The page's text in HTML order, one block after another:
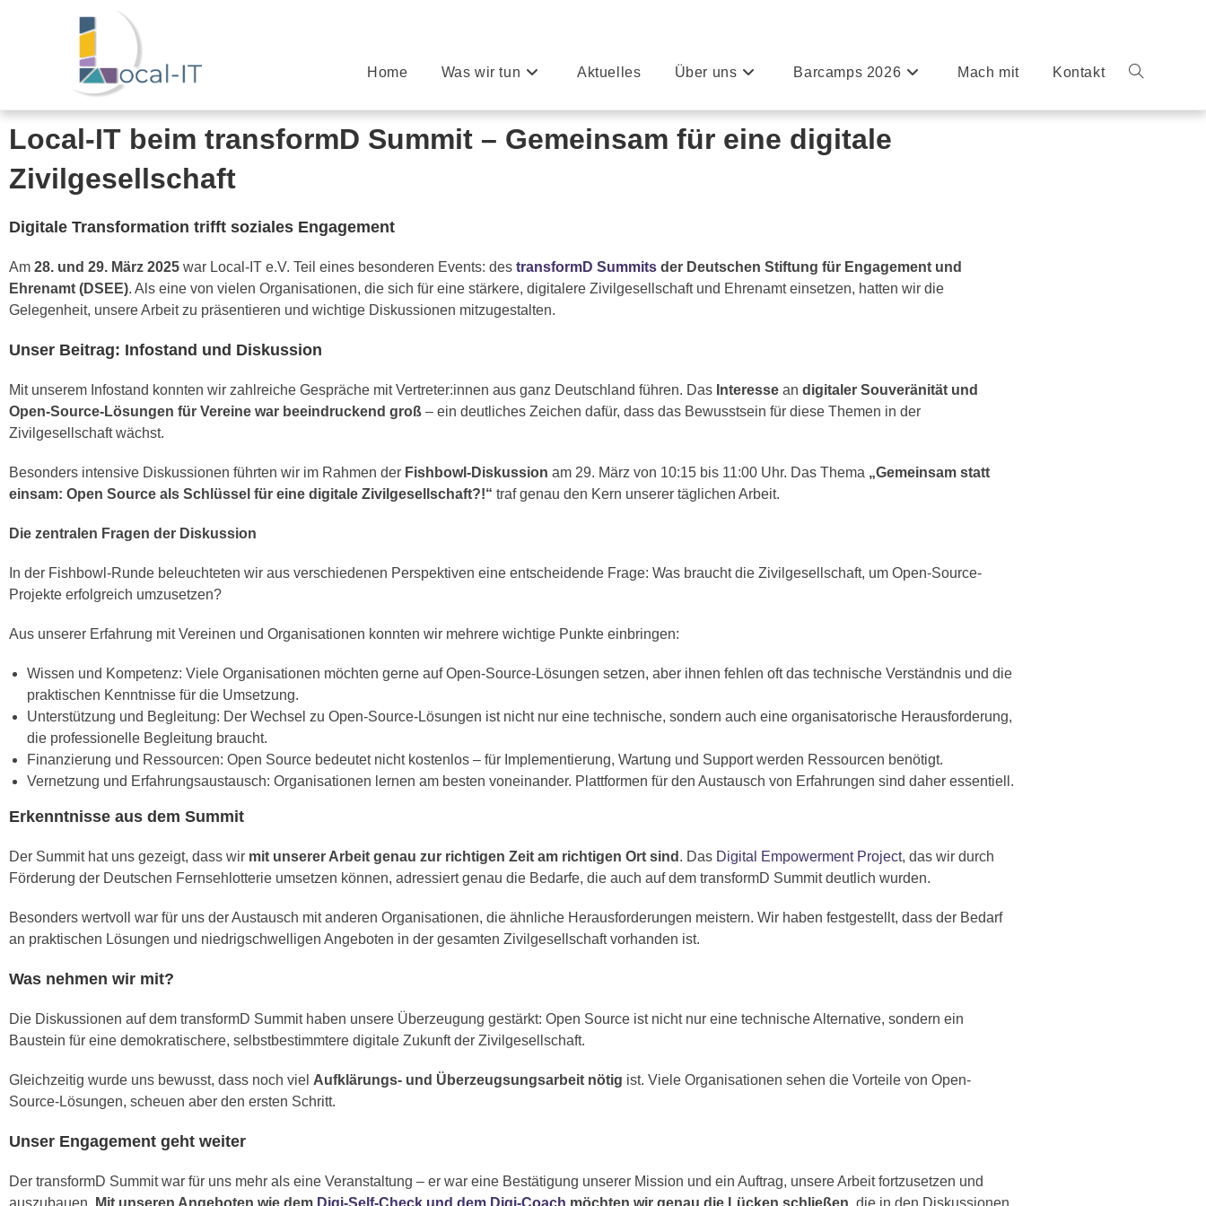
Home Was wir tun Aktuelles Über uns Barcamps 2026 Mach mit Kontakt
Local-IT beim transformD Summit – Gemeinsam für eine digitale
Zivilgesellschaft
Digitale Transformation trifft soziales Engagement
Am 28. und 29. März 2025 war Local-IT e.V. Teil eines besonderen Events: des transformD Summits der Deutschen Stiftung für Engagement und
Ehrenamt (DSEE). Als eine von vielen Organisationen, die sich für eine stärkere, digitalere Zivilgesellschaft und Ehrenamt einsetzen, hatten wir die
Gelegenheit, unsere Arbeit zu präsentieren und wichtige Diskussionen mitzugestalten.
Unser Beitrag: Infostand und Diskussion
Mit unserem Infostand konnten wir zahlreiche Gespräche mit Vertreter:innen aus ganz Deutschland führen. Das Interesse an digitaler Souveränität und
Open-Source-Lösungen für Vereine war beeindruckend groß – ein deutliches Zeichen dafür, dass das Bewusstsein für diese Themen in der
Zivilgesellschaft wächst.
Besonders intensive Diskussionen führten wir im Rahmen der Fishbowl-Diskussion am 29. März von 10:15 bis 11:00 Uhr. Das Thema „Gemeinsam statt
einsam: Open Source als Schlüssel für eine digitale Zivilgesellschaft?!“ traf genau den Kern unserer täglichen Arbeit.
Die zentralen Fragen der Diskussion
In der Fishbowl-Runde beleuchteten wir aus verschiedenen Perspektiven eine entscheidende Frage: Was braucht die Zivilgesellschaft, um Open-Source-
Projekte erfolgreich umzusetzen?
Aus unserer Erfahrung mit Vereinen und Organisationen konnten wir mehrere wichtige Punkte einbringen:
Wissen und Kompetenz: Viele Organisationen möchten gerne auf Open-Source-Lösungen setzen, aber ihnen fehlen oft das technische Verständnis und die
praktischen Kenntnisse für die Umsetzung.
Unterstützung und Begleitung: Der Wechsel zu Open-Source-Lösungen ist nicht nur eine technische, sondern auch eine organisatorische Herausforderung,
die professionelle Begleitung braucht.
Finanzierung und Ressourcen: Open Source bedeutet nicht kostenlos – für Implementierung, Wartung und Support werden Ressourcen benötigt.
Vernetzung und Erfahrungsaustausch: Organisationen lernen am besten voneinander. Plattformen für den Austausch von Erfahrungen sind daher essentiell.
Erkenntnisse aus dem Summit
Der Summit hat uns gezeigt, dass wir mit unserer Arbeit genau zur richtigen Zeit am richtigen Ort sind . Das Digital Empowerment Project, das wir durch
Förderung der Deutschen Fernsehlotterie umsetzen können, adressiert genau die Bedarfe, die auch auf dem transformD Summit deutlich wurden.
Besonders wertvoll war für uns der Austausch mit anderen Organisationen, die ähnliche Herausforderungen meistern. Wir haben festgestellt, dass der Bedarf
an praktischen Lösungen und niedrigschwelligen Angeboten in der gesamten Zivilgesellschaft vorhanden ist.
Was nehmen wir mit?
Die Diskussionen auf dem transformD Summit haben unsere Überzeugung gestärkt: Open Source ist nicht nur eine technische Alternative, sondern ein
Baustein für eine demokratischere, selbstbestimmtere digitale Zukunft der Zivilgesellschaft.
Gleichzeitig wurde uns bewusst, dass noch viel Aufklärungs- und Überzeugsungsarbeit nötig ist. Viele Organisationen sehen die Vorteile von Open-
Source-Lösungen, scheuen aber den ersten Schritt.
Unser Engagement geht weiter
Der transformD Summit war für uns mehr als eine Veranstaltung – er war eine Bestätigung unserer Mission und ein Auftrag, unsere Arbeit fortzusetzen und
auszubauen.
Mit unseren Angeboten wie dem Digi-Self-Check und dem Digi-Coach möchten wir genau die Lücken schließen , die in den Diskussionen